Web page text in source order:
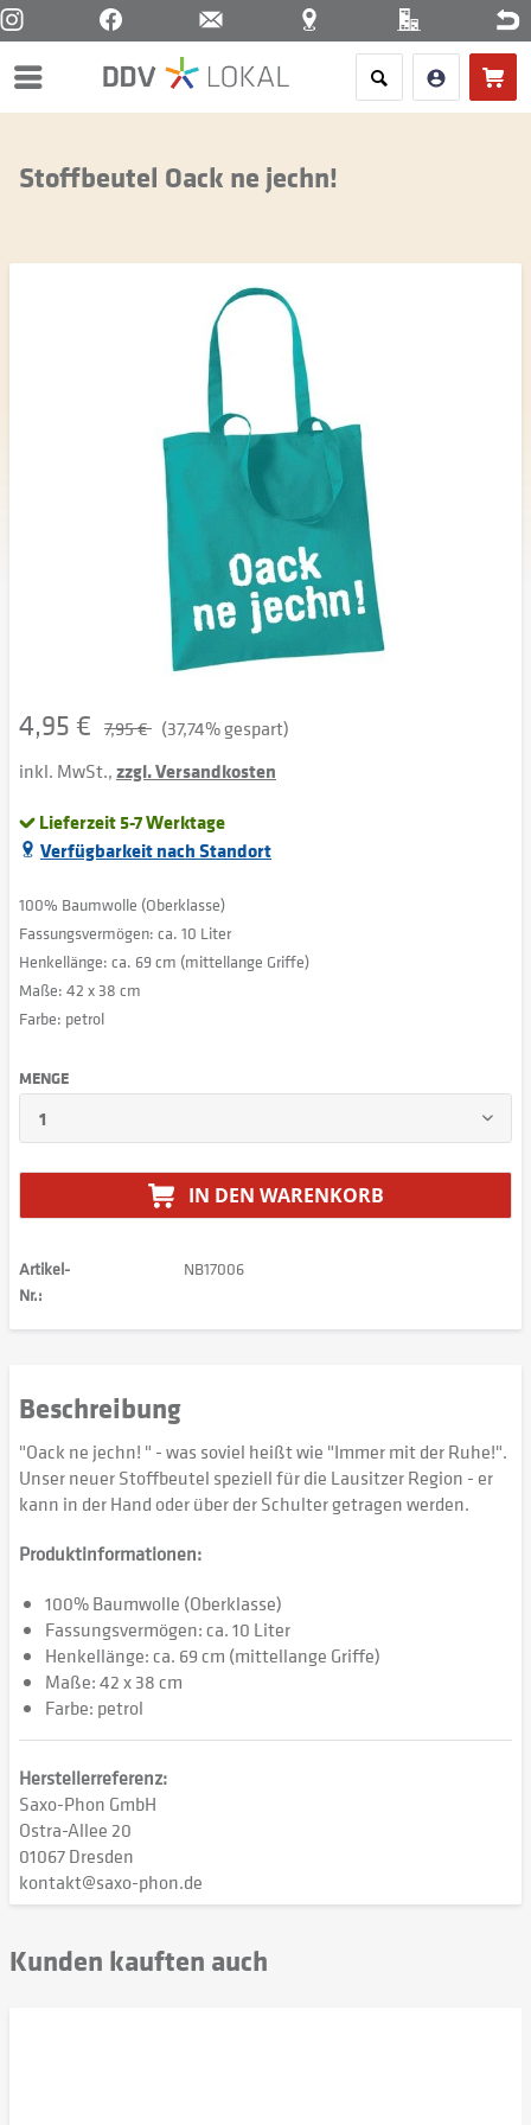
Menü
Stoffbeutel Oack ne jechn!
4,95 € 7,95 € (37,74% gespart)
inkl. MwSt.,zzgl. Versandkosten
Lieferzeit 5-7 Werktage
Verfügbarkeit nach Standort
100% Baumwolle (Oberklasse)
Fassungsvermögen: ca. 10 Liter
Henkellänge: ca. 69 cm (mittellange Griffe)
Maße: 42 x 38 cm
Farbe: petrol
MENGE
IN DEN WARENKORB
Artikel-
Nr.:
NB17006
Beschreibung
"Oack ne jechn! " - was soviel heißt wie "Immer mit der Ruhe!".
Unser neuer Stoffbeutel speziell für die Lausitzer Region - er
kann in der Hand oder über der Schulter getragen werden.
Produktinformationen:
100% Baumwolle (Oberklasse)
Fassungsvermögen: ca. 10 Liter
Henkellänge: ca. 69 cm (mittellange Griffe)
Maße: 42 x 38 cm
Farbe: petrol
Herstellerreferenz:
Saxo-Phon GmbH
Ostra-Allee 20
01067 Dresden
kontakt@saxo-phon.de
Kunden kauften auch